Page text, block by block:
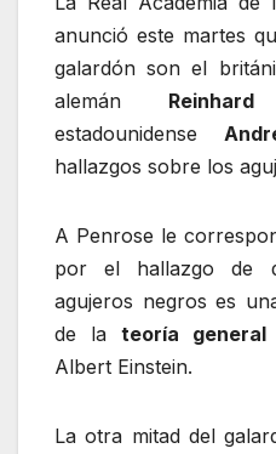
anunció este martes
galardón son el
alemán
estadounidense
hallazgos sobre los
A Penrose le
por el hallazgo de
agujeros negros es
de la teoría
Albert Einstein.
La otra mitad del